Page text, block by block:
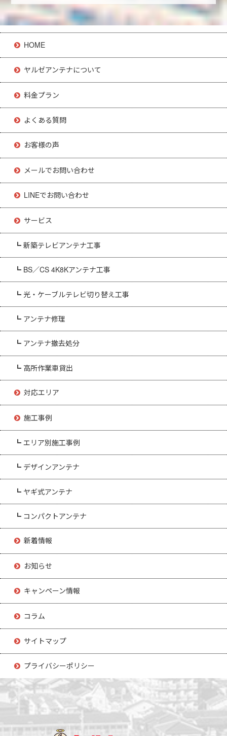
HOME
ヤルゼアンテナについて
料金プラン
よくある質問
お客様の声
メールでお問い合わせ
LINEでお問い合わせ
サービス
┗ 新築テレビアンテナ工事
┗ BS／CS 4K8Kアンテナ工事
┗ 光・ケーブルテレビ切り替え工事
┗ アンテナ修理
┗ アンテナ撤去処分
┗ 高所作業車貸出
対応エリア
施工事例
┗ エリア別施工事例
┗ デザインアンテナ
┗ ヤギ式アンテナ
┗ コンパクトアンテナ
新着情報
お知らせ
キャンペーン情報
コラム
サイトマップ
プライバシーポリシー